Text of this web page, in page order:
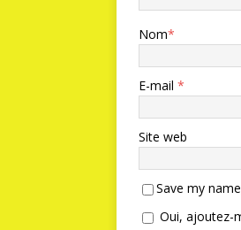
Nom*
E-mail *
Site web
Save my
Oui, ajoutez-